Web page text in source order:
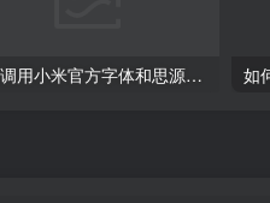
网站调用小米官方字体和思源宋CSS